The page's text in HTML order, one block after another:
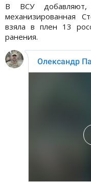
В ВСУ
механизированная
взяла в плен 13
ранения.